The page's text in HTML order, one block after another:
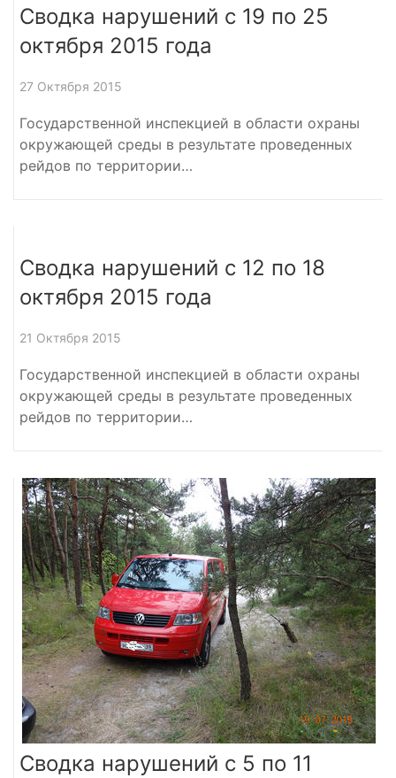
Сводка нарушений с 19 по 25
октября 2015 года
27 Октября 2015
Государственной инспекцией в области охраны
окружающей среды в результате проведенных
рейдов по территории…
Сводка нарушений с 12 по 18
октября 2015 года
21 Октября 2015
Государственной инспекцией в области охраны
окружающей среды в результате проведенных
рейдов по территории…
Сводка нарушений с 5 по 11